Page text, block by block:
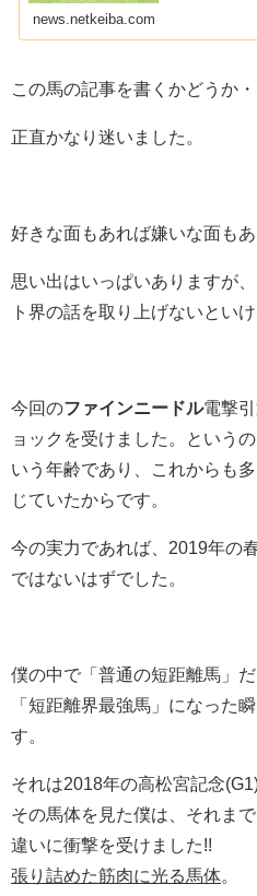
news.netkeiba.com
この馬の記事を書くかどうか・
正直かなり迷いました。
好きな面もあれば嫌いな面もあ
思い出はいっぱいありますが
ト界の話を取り上げないとい
今回のファインニードル電撃
ョックを受けました。という
いう年齢であり、これからも
じていたからです。
今の実力であれば、2019年の
ではないはずでした。
僕の中で「普通の短距離馬」
「短距離界最強馬」になった
す。
それは2018年の高松宮記念
その馬体を見た僕は、それま
違いに衝撃を受けました!!
張り詰めた筋肉に光る馬体。